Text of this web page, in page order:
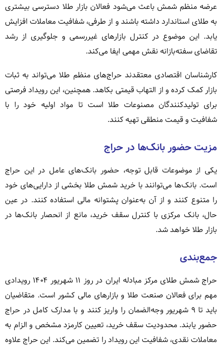
عرضه منظم شمش باعث می‌شود فعالان بازار طلا دسترسی بیشتری
به طلای استاندارد داشته باشند و از طرفی، شفافیت معاملات افزایش
یابد. این موضوع در کنترل بازارهای غیررسمی و جلوگیری از رشد
تقاضای سفته‌بازانه نقش مهمی ایفا می‌کند.
کارشناسان اقتصادی معتقدند حراج‌های منظم طلا می‌تواند به ثبات
بازار کمک کرده و از التهاب قیمتی بکاهد. همچنین، این رویداد فرصتی
برای تولیدکنندگان مصنوعات طلا است تا مواد اولیه خود را با
شفافیت و قیمت منطقی تهیه کنند.
مزیت حضور بانک‌ها در حراج
یکی از موضوعات قابل توجه، حضور بانک‌های عامل در این حراج
است. بانک‌ها می‌توانند با خرید شمش طلا بخشی از دارایی‌های خود
را متنوع کنند و از آن به‌عنوان پشتوانه مالی استفاده کنند. در عین
حال، بانک مرکزی با کنترل سقف خرید، مانع از انحصار بانک‌ها در
بازار طلا خواهد شد.
جمع‌بندی
حراج شمش طلای مرکز مبادله ایران در روز ۱۱ شهریور ۱۴۰۴ رویدادی
مهم برای فعالان صنعت طلا و بازارهای مالی کشور است. متقاضیان
باید تا ۹ شهریور وجه‌الضمان را واریز کنند و با مدارک کامل در حراج
حضور یابند. محدودیت سقف خرید، تعیین کارمزد مشخص و الزام به
معاملات نقدی، شفافیت این رویداد را تضمین می‌کند. این حراج علاوه